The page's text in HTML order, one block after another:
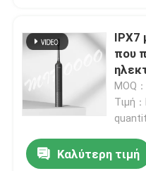
επανακαταλογηστέα
Ενήλικη ηλεκτρική
Ηλεκτρική
IPX7
που
MOQ
Τιμή
Καλύτερη τιμή